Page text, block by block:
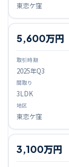
東恋ケ窪
2025年Q3
5,600万円
3LDK
東恋ケ窪
3,100万円